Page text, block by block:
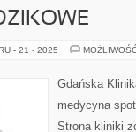
- 21 - 2025
Gdańska
medycyna
Strona kliniki